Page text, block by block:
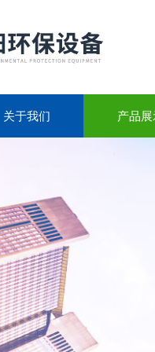
关于我们 产品